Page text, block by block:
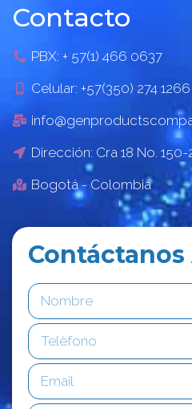
Contacto
PBX: + 57(1) 466 0637
Celular: +57(350) 274 1266
Dirección: Cra 18 No. 150-
Bogotá - Colombia
Contáctanos